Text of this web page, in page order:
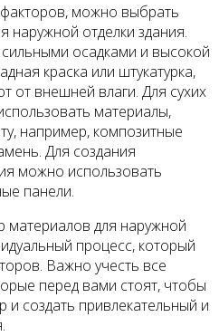
можно выбрать
наружной отделки здания.
осадками и высокой
краска или штукатурка,
внешней влаги. Для сухих
материалы,
например, композитные
Для создания
можно использовать
панели.
для наружной
процесс, который
Важно учесть все
перед вами стоят, чтобы
создать привлекательный и